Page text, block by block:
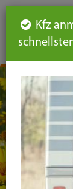
leichte
Sprache
Kfz